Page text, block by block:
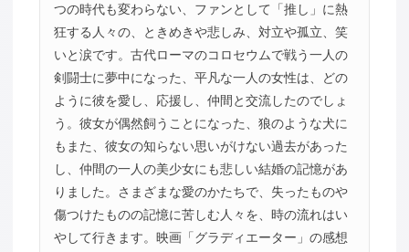
つの時代も変わらない、ファンとして「推し」に熱
狂する人々の、ときめきや悲しみ、対立や孤立、笑
いと涙です。古代ローマのコロセウムで戦う一人の
剣闘士に夢中になった、平凡な一人の女性は、どの
ように彼を愛し、応援し、仲間と交流したのでしょ
う。彼女が偶然飼うことになった、狼のような犬に
もまた、彼女の知らない思いがけない過去があった
し、仲間の一人の美少女にも悲しい結婚の記憶があ
りました。さまざまな愛のかたちで、失ったものや
傷つけたものの記憶に苦しむ人々を、時の流れはい
やして行きます。映画「グラディエーター」の感想